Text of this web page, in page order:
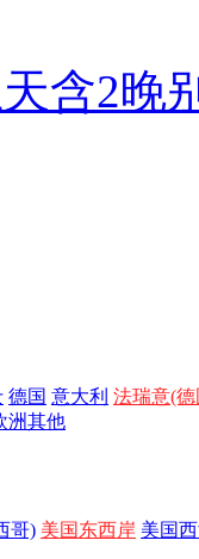
含2晚
德国 意大利 法瑞意(德
洲其他
哥) 美国东西岸 美国